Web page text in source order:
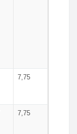
7,75
7,75